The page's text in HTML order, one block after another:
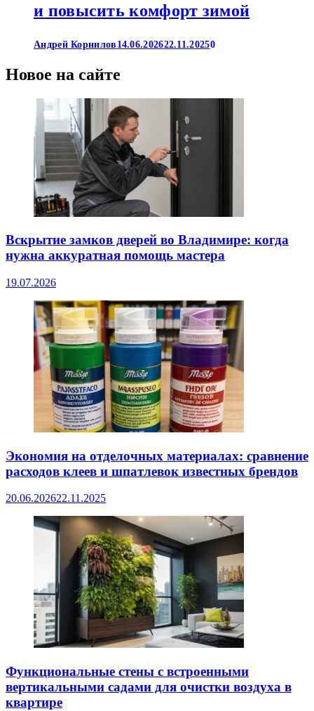
и повысить комфорт зимой
Андрей Корнилов 14.06.202622.11.20250
Новое на сайте
Вскрытие замков дверей во Владимире: когда
нужна аккуратная помощь мастера
19.07.2026
Экономия на отделочных материалах: сравнение
расходов клеев и шпатлевок известных брендов
20.06.202622.11.2025
Функциональные стены с встроенными
вертикальными садами для очистки воздуха в
квартире